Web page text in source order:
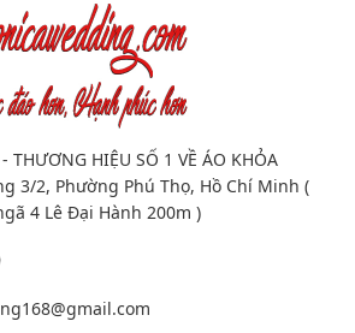
THƯƠNG HIỆU SỐ 1 VỀ ÁO KHỎA
3/2, Phường Phú Thọ, Hồ Chí Minh (
4 Lê Đại Hành 200m )